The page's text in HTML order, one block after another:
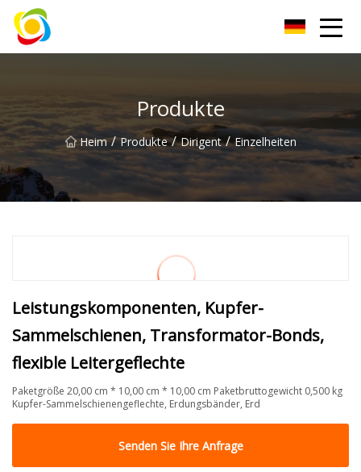
Produkte
Heim / Produkte / Dirigent / Einzelheiten
Leistungskomponenten, Kupfer-
Sammelschienen, Transformator-Bonds,
flexible Leitergeflechte
Paketgröße 20,00 cm * 10,00 cm * 10,00 cm Paketbruttogewicht 0,500 kg
Kupfer-Sammelschienengeflechte, Erdungsbänder, Erd
Senden Sie Ihre Anfrage